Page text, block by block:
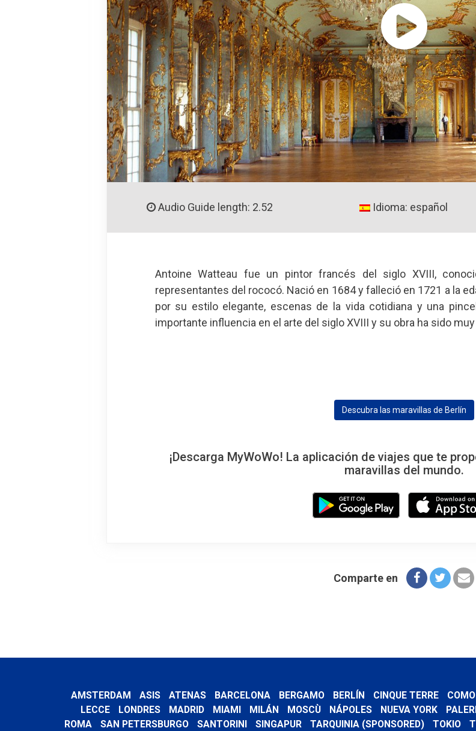
Audio Guide length: 2.52 Idioma: español
Antoine Watteau fue un pintor francés del siglo XVIII,
representantes del rococó. Nació en 1684 y falleció en 1721 a la
por su estilo elegante, escenas de la vida cotidiana y una
importante influencia en el arte del siglo XVIII y su obra ha sido
Descubra las maravillas de Berlín
¡Descarga MyWoWo! La aplicación de viajes que te
maravillas del mundo.
Comparte en
AMSTERDAM ASIS ATENAS BARCELONA BERGAMO BERLÍN CINQUE TERRE COMO
LECCE
LONDRES MADRID MIAMI MILÁN MOSCÙ NÁPOLES NUEVA YORK
ROMA
SAN PETERSBURGO SANTORINI SINGAPUR TARQUINIA (SPONSORED) TOKIO